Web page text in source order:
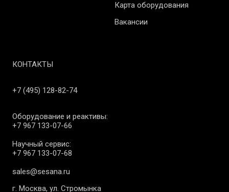
Карта оборудования
Вакансии
КОНТАКТЫ
+7 (495) 128-82-74
Оборудование и реактивы:
+7 967 133-07-66
Научный сервис:
+7 967 133-07-68
sales@sesana.ru
г. Москва, ул. Стромынка